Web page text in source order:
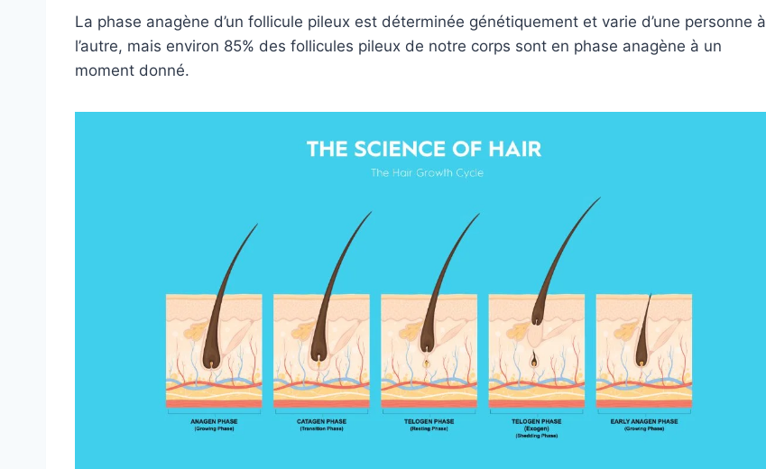
La phase anagène d’un follicule pileux est déterminée génétiquement et varie d’une personne à
l’autre, mais environ 85% des follicules pileux de notre corps sont en phase anagène à un
moment donné.